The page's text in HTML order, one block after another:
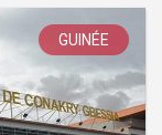
GUINÉE